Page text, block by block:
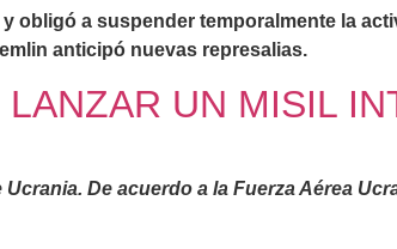
a suspender temporalmente la
anticipó nuevas represalias.
UN MISIL
De acuerdo a la Fuerza Aérea